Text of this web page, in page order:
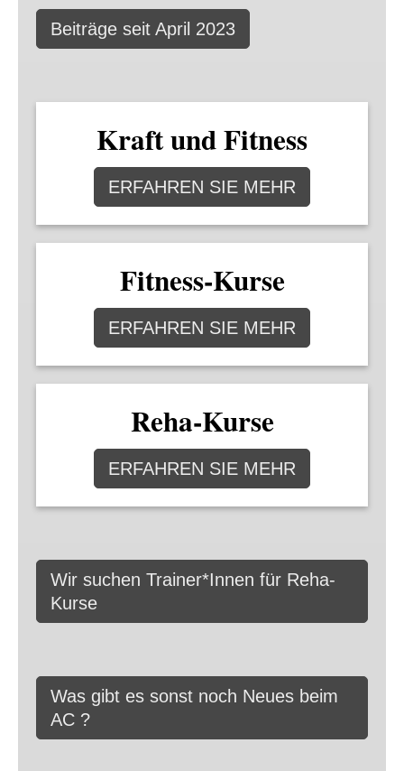
Beiträge seit April 2023
Kraft und Fitness
ERFAHREN SIE MEHR
Fitness-Kurse
ERFAHREN SIE MEHR
Reha-Kurse
ERFAHREN SIE MEHR
Wir suchen Trainer*Innen für Reha-
Kurse
Was gibt es sonst noch Neues beim
AC ?